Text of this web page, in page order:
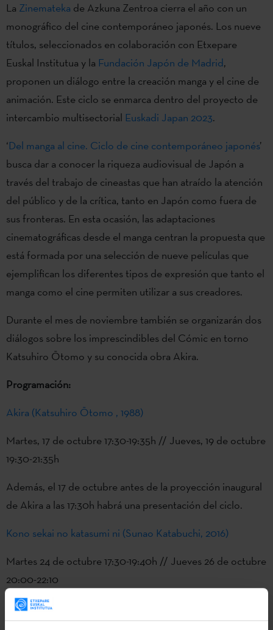
La Zinemateka de Azkuna Zentroa cierra el año con un
monográfico del cine contemporáneo japonés. Los nueve
títulos, seleccionados en colaboración con Etxepare
Euskal Institutua y la Fundación Japón de Madrid,
proponen un diálogo entre la creación manga y el cine de
animación. Este ciclo se enmarca dentro del proyecto de
intercambio multisectorial Euskadi Japan 2023.
‘Del manga al cine. Ciclo de cine contemporáneo japonés’
busca dar a conocer la riqueza audiovisual de Japón a
través del trabajo de cineastas que han atraído la atención
del público y de la crítica, tanto en Japón como fuera de
sus fronteras. En esta ocasión, las adaptaciones
cinematográficas desde el manga centran la propuesta que
está formada por una selección de nueve películas que
ejemplifican los diferentes tipos de expresión que tanto el
manga como el cine permiten utilizar a sus creadores.
Durante el mes de noviembre también se organizarán dos
diálogos sobre los imprescindibles del Cómic en torno
Katsuhiro Ōtomo y su conocida obra Akira.
Programación:
Akira (Katsuhiro Ōtomo , 1988)
Martes, 17 de octubre 17:30-19:35h // Jueves, 19 de octubre
19:30-21:35h
Además, el 17 de octubre antes de la proyección inaugural
de Akira a las 17:30h habrá una presentación del ciclo.
Kono sekai no katasumi ni (Sunao Katabuchi, 2016)
Martes 24 de octubre 17:30-19:40h // Jueves 26 de octubre
20:00-22:10
Kaijū no kodomo (Ayumu Watanabe, 2019)